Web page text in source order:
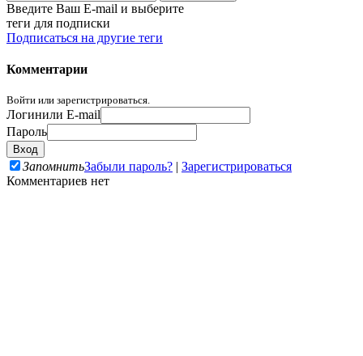
Введите Ваш E-mail и выберите
теги для подписки
Подписаться на другие теги
Комментарии
Войти или зарегистрироваться.
Логинили E-mail
Пароль
ЗапомнитьЗабыли пароль? | Зарегистрироваться
Комментариев нет